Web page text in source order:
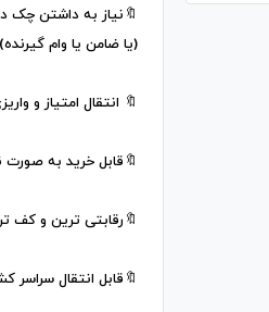
🔖نیاز به داشتن چک
(یا ضامن یا وام گیرنده)
🔖 انتقال امتیاز و
🔖قابل خرید به صورت
🔖رقابتی ترین و کف
🔖قابل انتقال